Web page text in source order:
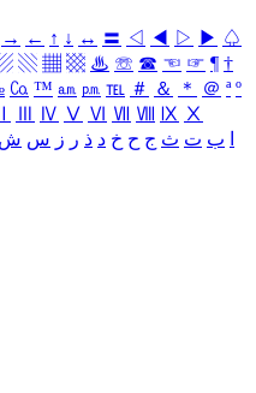
→ ← ↑ ↓ ↔ 〓 ◁ ◀ ▷ ▶ ♤
▧ ▦ ▩ ♨ ☏ ☎ ☜ ☞ ¶ †
㏇ ™ ㏂ ㏘ ℡ ＃ ＆ ＊ ＠ ª º
Ⅳ Ⅴ Ⅵ Ⅶ Ⅷ Ⅸ Ⅹ
ب ت ث ج ح خ د ذ ر ز س ش